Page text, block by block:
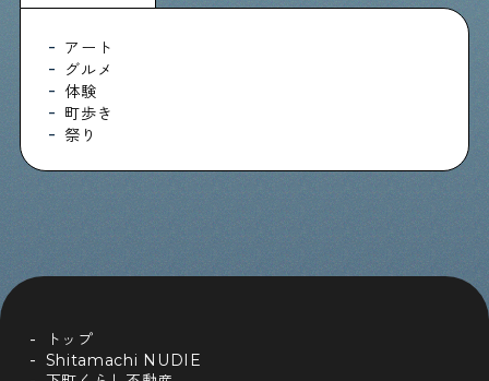
アート
グルメ
体験
町歩き
祭り
トップ
Shitamachi NUDIE